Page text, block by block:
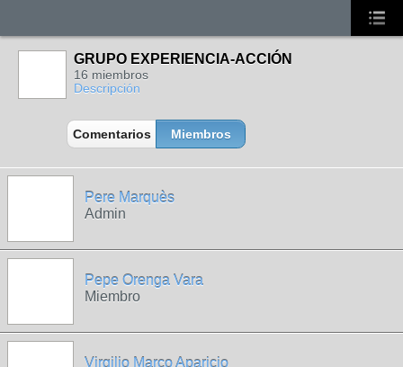
GRUPO EXPERIENCIA-ACCIÓN
16 miembros
Descripción
Comentarios Miembros
Pere Marquès
Admin
Pepe Orenga Vara
Miembro
Virgilio Marco Aparicio